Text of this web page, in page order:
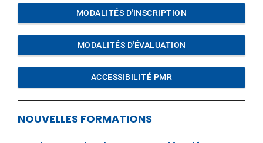
MODALITÉS D'INSCRIPTION
MODALITÉS D'ÉVALUATION
ACCESSIBILITÉ PMR
NOUVELLES FORMATIONS